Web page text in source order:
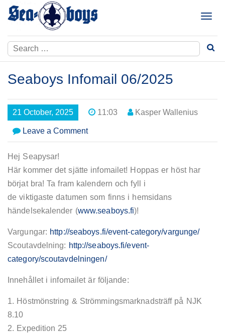
Skip
T
g
l
Search
for:
Seaboys Infomail 06/2025
21 October, 2025 11:03 Kasper Wallenius
Leave a Commenton
Seaboys
Hej Seapysar!
Här kommer det sjätte infomailet! Hoppas er höst har
börjat bra! Ta fram kalendern och fyll i
de viktigaste datumen som finns i hemsidans
händelsekalender (www.seaboys.fi)!
Vargungar: http://seaboys.fi/event-category/vargunge/
Scoutavdelning: http://seaboys.fi/event-
category/scoutavdelningen/
Innehållet i infomailet är följande:
1. Höstmönstring & Strömmingsmarknadsträff på NJK
8.10
2. Expedition 25